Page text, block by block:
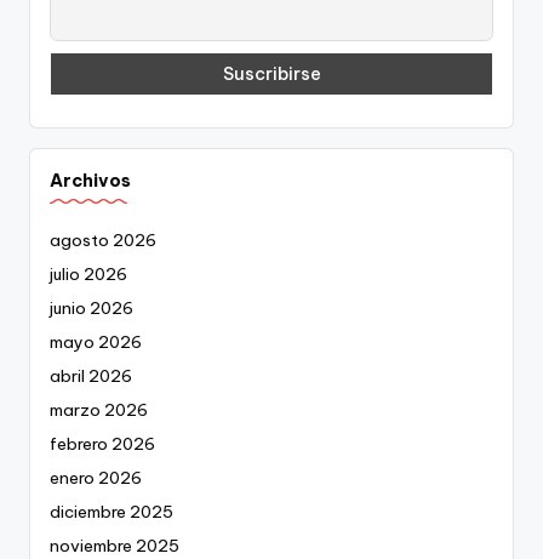
Archivos
agosto 2026
julio 2026
junio 2026
mayo 2026
abril 2026
marzo 2026
febrero 2026
enero 2026
diciembre 2025
noviembre 2025